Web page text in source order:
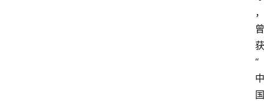
，
曾
获
“
中
国